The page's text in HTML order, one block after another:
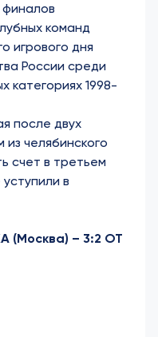
финалов
команд
игрового дня
России среди
категориях 1998-
после двух
челябинского
счет в третьем
в
(Москва) – 3:2 ОТ